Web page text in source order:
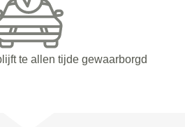
te allen tijde gewaarborgd